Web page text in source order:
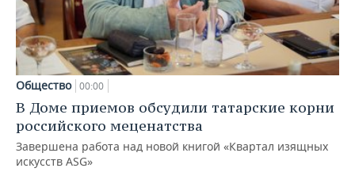
Общество 00:00
В Доме приемов обсудили татарские корни
российского меценатства
Завершена работа над новой книгой «Квартал изящных
искусств ASG»